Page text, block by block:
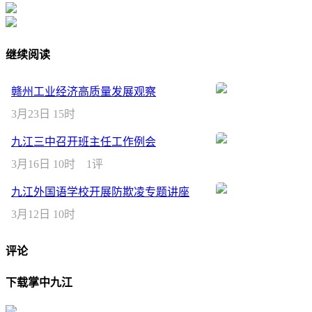
继续阅读
赣州工业经济高质量发展观察
3月23日 15时
九江三中召开班主任工作例会
3月16日 10时
1评
九江外国语学校开展防欺凌专题讲座
3月12日 10时
评论
下载掌中九江